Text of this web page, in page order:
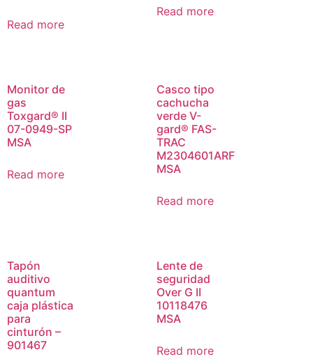
Read more
Read more
Monitor de
gas
Toxgard® II
07-0949-SP
MSA
Read more
Casco tipo
cachucha
verde V-
gard® FAS-
TRAC
M2304601ARF
MSA
Read more
Tapón
auditivo
quantum
caja plástica
para
cinturón –
901467
Lente de
seguridad
Over G II
10118476
MSA
Read more